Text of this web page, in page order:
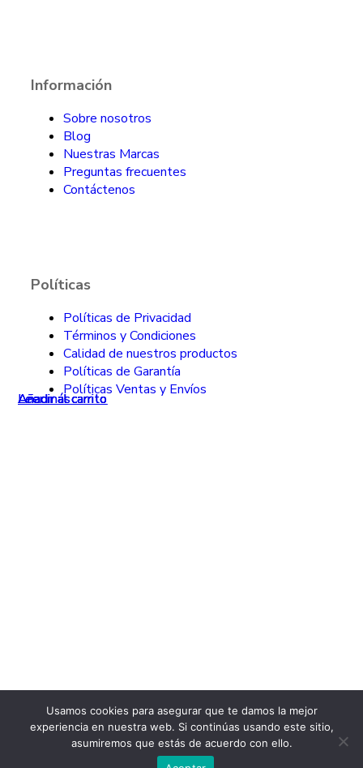
Leer más
Añadir al carrito
Añadir al carrito
Añadir al carrito
Añadir al carrito
Leer más
Información
Sobre nosotros
Blog
Nuestras Marcas
Preguntas frecuentes
Contáctenos
Políticas
Políticas de Privacidad
Términos y Condiciones
Calidad de nuestros productos
Políticas de Garantía
Políticas Ventas y Envíos
Usamos cookies para asegurar que te damos la mejor
experiencia en nuestra web. Si continúas usando este sitio,
asumiremos que estás de acuerdo con ello.